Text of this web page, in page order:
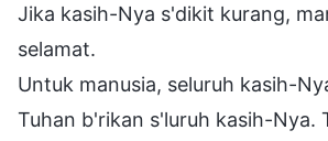
Jika kasih-Nya s'dikit kurang,
selamat.
Untuk manusia, seluruh kasih-
Tuhan b'rikan s'luruh kasih-Nya.